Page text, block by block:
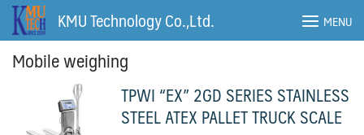
Skip
KMU Technology Co.,Ltd. MENU
Mobile weighing
TPWI “EX” 2GD SERIES STAINLESS
STEEL ATEX PALLET TRUCK SCALE